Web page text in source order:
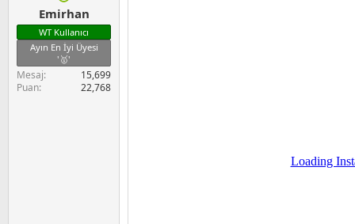
Emirhan
WT Kullanıcı
Ayın En İyi Üyesi
'🥇'
Mesaj
15,699
Puan
22,768